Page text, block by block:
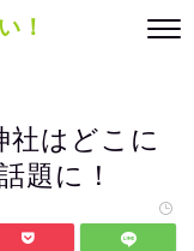
！
社はどこに
題に！